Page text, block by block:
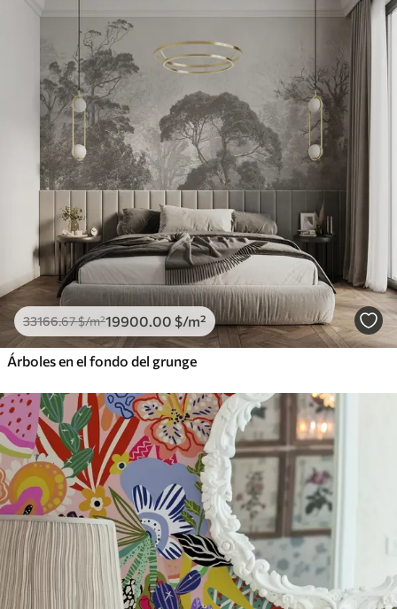
33166.67$/m²19900.00 $/m²
Árboles en el fondo del grunge